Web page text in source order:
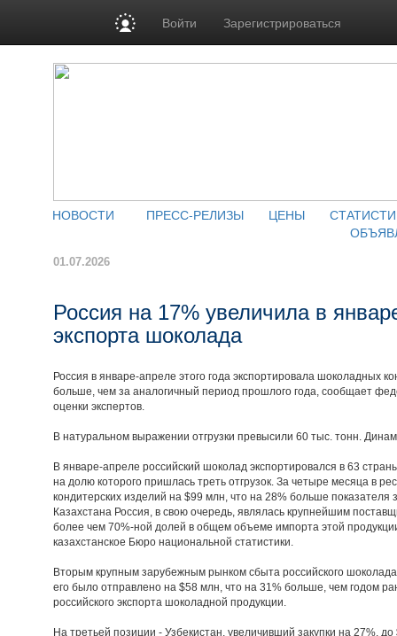
Войти Зарегистрироваться
НОВОСТИ ПРЕСС-РЕЛИЗЫ ЦЕНЫ
01.07.2026
Россия на 17% увеличила в
экспорта шоколада
Россия в январе-апреле этого года экспортировала шоколадных
больше, чем за аналогичный период прошлого года, сообщает
оценки экспертов.
В натуральном выражении отгрузки превысили 60 тыс. тонн.
В январе-апреле российский шоколад экспортировался в 63
на долю которого пришлась треть отгрузок. За четыре месяца в
кондитерских изделий на $99 млн, что на 28% больше
Казахстана Россия, в свою очередь, являлась крупнейшим
более чем 70%-ной долей в общем объеме импорта этой
казахстанское Бюро национальной статистики.
Вторым крупным зарубежным рынком сбыта российского
его было отправлено на $58 млн, что на 31% больше, чем годом
российского экспорта шоколадной продукции.
На третьей позиции - Узбекистан, увеличивший закупки на 27%,